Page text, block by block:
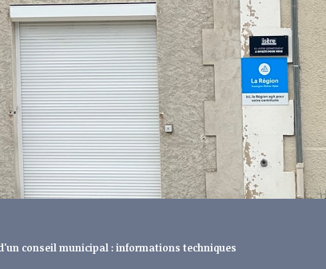
conseil municipal : informations techniques